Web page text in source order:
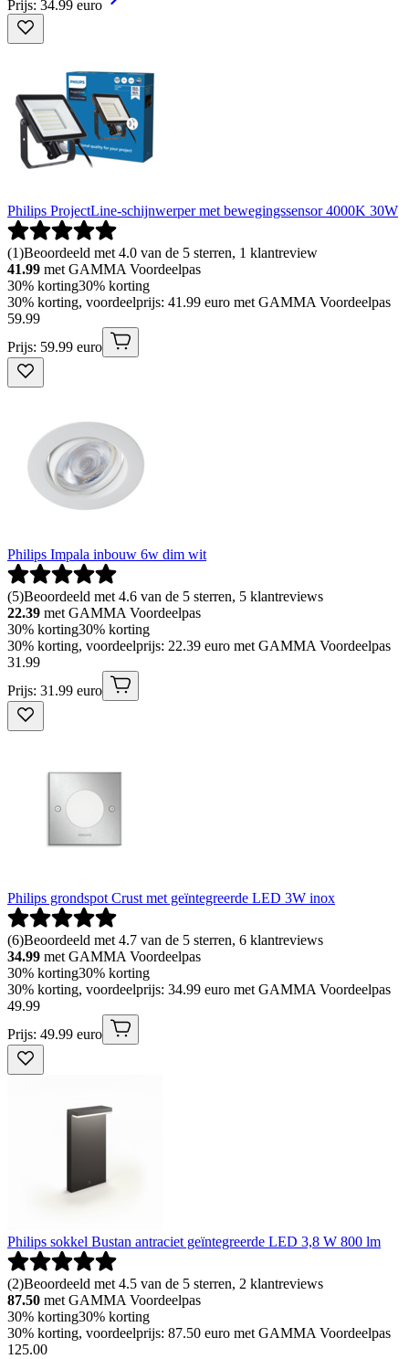
Prijs: 34.99 euro
Philips ProjectLine-schijnwerper met bewegingssensor 4000K 30W
(1)Beoordeeld met 4.0 van de 5 sterren, 1 klantreview
41.99 met GAMMA Voordeelpas
30% korting30% korting
30% korting, voordeelprijs: 41.99 euro met GAMMA Voordeelpas
59.99
Prijs: 59.99 euro
Philips Impala inbouw 6w dim wit
(5)Beoordeeld met 4.6 van de 5 sterren, 5 klantreviews
22.39 met GAMMA Voordeelpas
30% korting30% korting
30% korting, voordeelprijs: 22.39 euro met GAMMA Voordeelpas
31 .99
Prijs: 31.99 euro
Philips grondspot Crust met geïntegreerde LED 3W inox
(6)Beoordeeld met 4.7 van de 5 sterren, 6 klantreviews
34.99 met GAMMA Voordeelpas
30% korting30% korting
30% korting, voordeelprijs: 34.99 euro met GAMMA Voordeelpas
49.99
Prijs: 49.99 euro
Philips sokkel Bustan antraciet geïntegreerde LED 3,8 W 800 lm
(2)Beoordeeld met 4.5 van de 5 sterren, 2 klantreviews
87.50 met GAMMA Voordeelpas
30% korting30% korting
30% korting, voordeelprijs: 87.50 euro met GAMMA Voordeelpas
125.00